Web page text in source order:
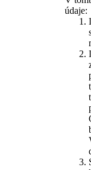
údaje: